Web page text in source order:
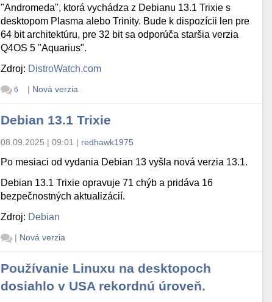
"Andromeda", ktorá vychádza z Debianu 13.1 Trixie s
desktopom Plasma alebo Trinity. Bude k dispozícii len pre
64 bit architektúru, pre 32 bit sa odporúča staršia verzia
Q4OS 5 "Aquarius".
Zdroj: DistroWatch.com
6 | Nová verzia
Debian 13.1 Trixie
08.09.2025 | 09:01 | redhawk1975
Po mesiaci od vydania Debian 13 vyšla nová verzia 13.1.
Debian 13.1 Trixie opravuje 71 chýb a pridáva 16
bezpečnostných aktualizácií.
Zdroj: Debian
| Nová verzia
Používanie Linuxu na desktopoch
dosiahlo v USA rekordnú úroveň.